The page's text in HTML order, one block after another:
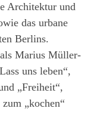
Architektur und
das urbane
Berlins.
Marius Müller-
uns leben“,
„Freiheit“,
„kochen“